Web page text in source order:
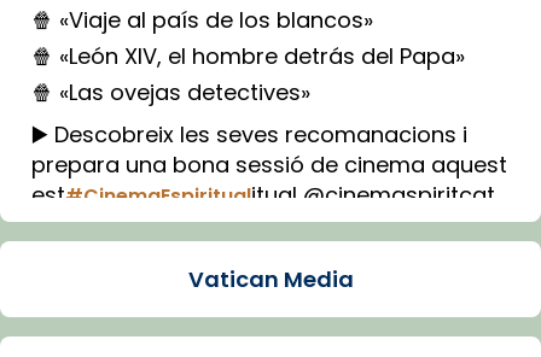
🍿 «Viaje al país de los blancos»
🍿 «León XIV, el hombre detrás del Papa»
🍿 «Las ovejas detectives»
▶️ Descobreix les seves recomanacions i
prepara una bona sessió de cinema aquest
est#CinemaEspiritualitual @cinemaspiritcat
Imatge: Generada amb IA (OpenAI)
Vatican Media